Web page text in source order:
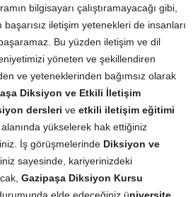
bilgisayarı çalıştıramayacağı gibi,
iletişim yetenekleri de insanları
Bu yüzden iletişim ve dil
yöneten ve şekillendiren
ve yeteneklerinden bağımsız olarak
Diksiyon ve Etkili İletişim
dersleri ve etkili iletişim eğitimi
yükselerek hak ettiğiniz
İş görüşmelerinde Diksiyon ve
sayesinde, kariyerinizdeki
Gazipaşa Diksiyon Kursu